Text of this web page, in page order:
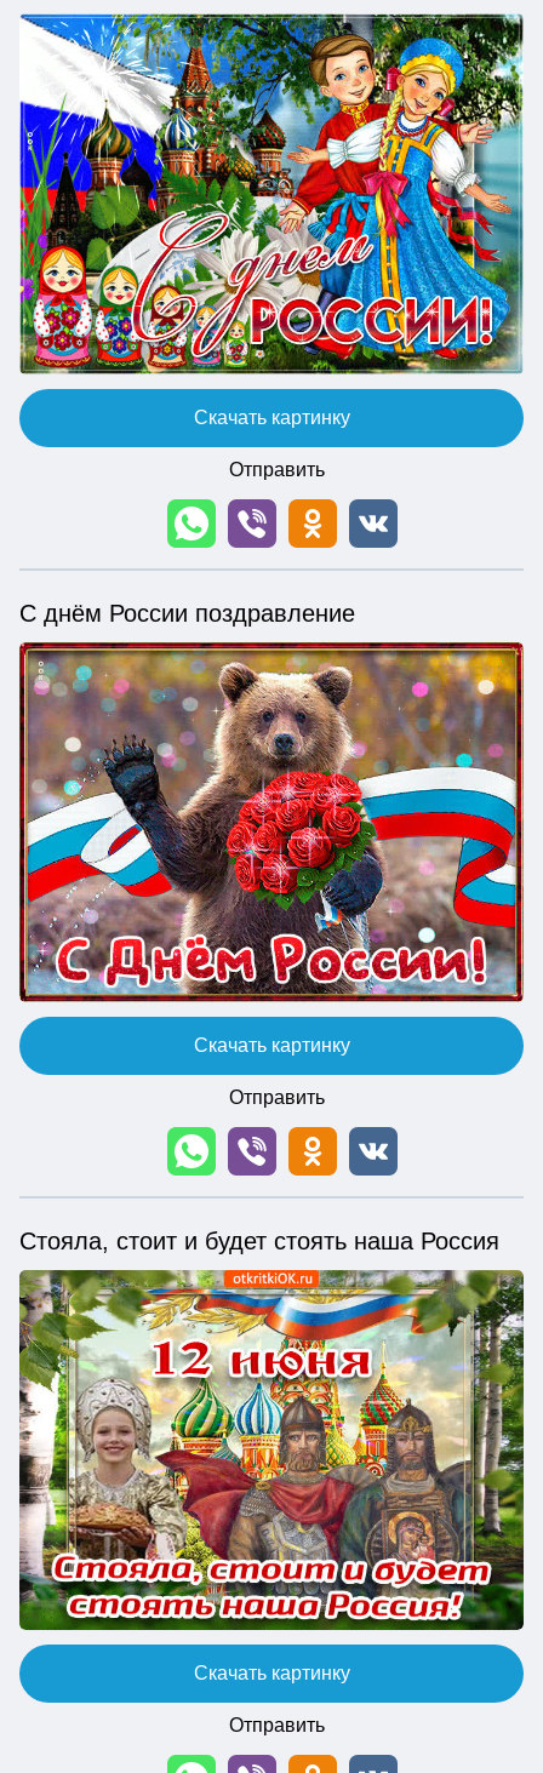
Скачать картинку
Отправить
С днём России поздравление
Скачать картинку
Отправить
Стояла, стоит и будет стоять наша Россия
Скачать картинку
Отправить